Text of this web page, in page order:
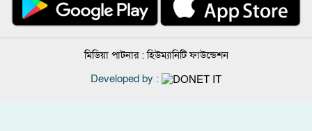
মিডিয়া পাটনার :হিউম্যানিটি ফাউন্ডেশন
Developed by :